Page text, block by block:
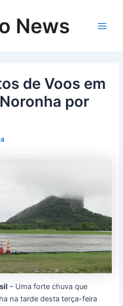
News
de Voos em
por
– Uma forte chuva que
na tarde desta terça-feira